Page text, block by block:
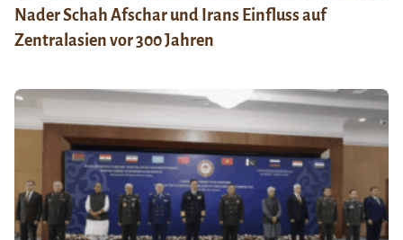
Nader Schah Afschar und Irans Einfluss auf
Zentralasien vor 300 Jahren